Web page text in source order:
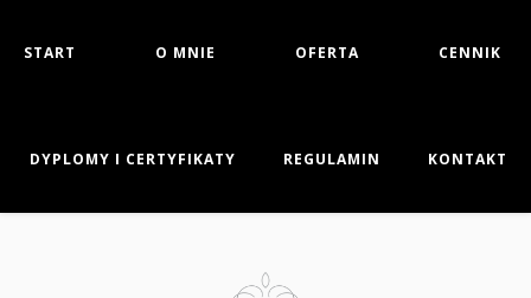
START O MNIE OFERTA CENNIK
DYPLOMY I CERTYFIKATY REGULAMIN KONTAKT